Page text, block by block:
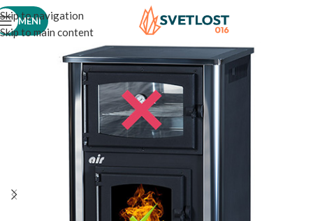
Skip to navigation
Skip to main content
MENI